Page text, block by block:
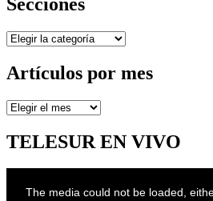
Secciones
Artículos por mes
Artículos
mes
TELESUR EN VIVO